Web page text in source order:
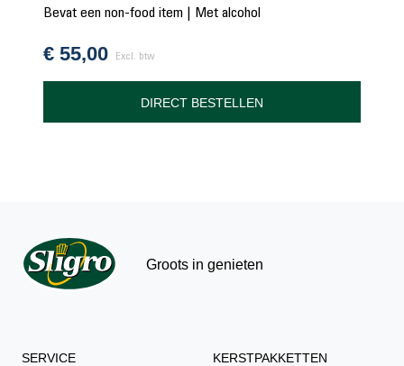
Bevat een non-food item | Met alcohol
€ 55,00 Excl. btw
DIRECT BESTELLEN
Groots in genieten
SERVICE KERSTPAKKETTEN